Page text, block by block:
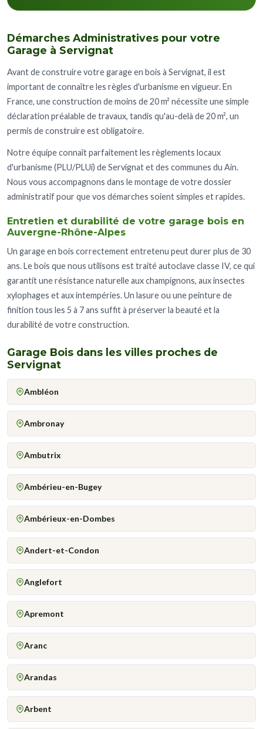
Démarches Administratives pour votre
Garage à Servignat
Avant de construire votre garage en bois à Servignat, il est
important de connaître les règles d'urbanisme en vigueur. En
France, une construction de moins de 20 m² nécessite une simple
déclaration préalable de travaux, tandis qu'au-delà de 20 m², un
permis de construire est obligatoire.
Notre équipe connaît parfaitement les règlements locaux
d'urbanisme (PLU/PLUi) de Servignat et des communes du Ain.
Nous vous accompagnons dans le montage de votre dossier
administratif pour que vos démarches soient simples et rapides.
Entretien et durabilité de votre garage bois en
Auvergne-Rhône-Alpes
Un garage en bois correctement entretenu peut durer plus de 30
ans. Le bois que nous utilisons est traité autoclave classe IV, ce qui
garantit une résistance naturelle aux champignons, aux insectes
xylophages et aux intempéries. Un lasure ou une peinture de
finition tous les 5 à 7 ans suffit à préserver la beauté et la
durabilité de votre construction.
Garage Bois dans les villes proches de
Servignat
Ambléon
Ambronay
Ambutrix
Ambérieu-en-Bugey
Ambérieux-en-Dombes
Andert-et-Condon
Anglefort
Apremont
Aranc
Arandas
Arbent